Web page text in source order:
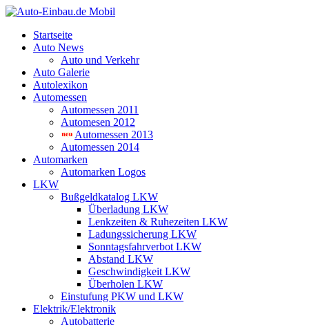
Startseite
Auto News
Auto und Verkehr
Auto Galerie
Autolexikon
Automessen
Automessen 2011
Automesen 2012
Automessen 2013
Automessen 2014
Automarken
Automarken Logos
LKW
Bußgeldkatalog LKW
Überladung LKW
Lenkzeiten & Ruhezeiten LKW
Ladungssicherung LKW
Sonntagsfahrverbot LKW
Abstand LKW
Geschwindigkeit LKW
Überholen LKW
Einstufung PKW und LKW
Elektrik/Elektronik
Autobatterie